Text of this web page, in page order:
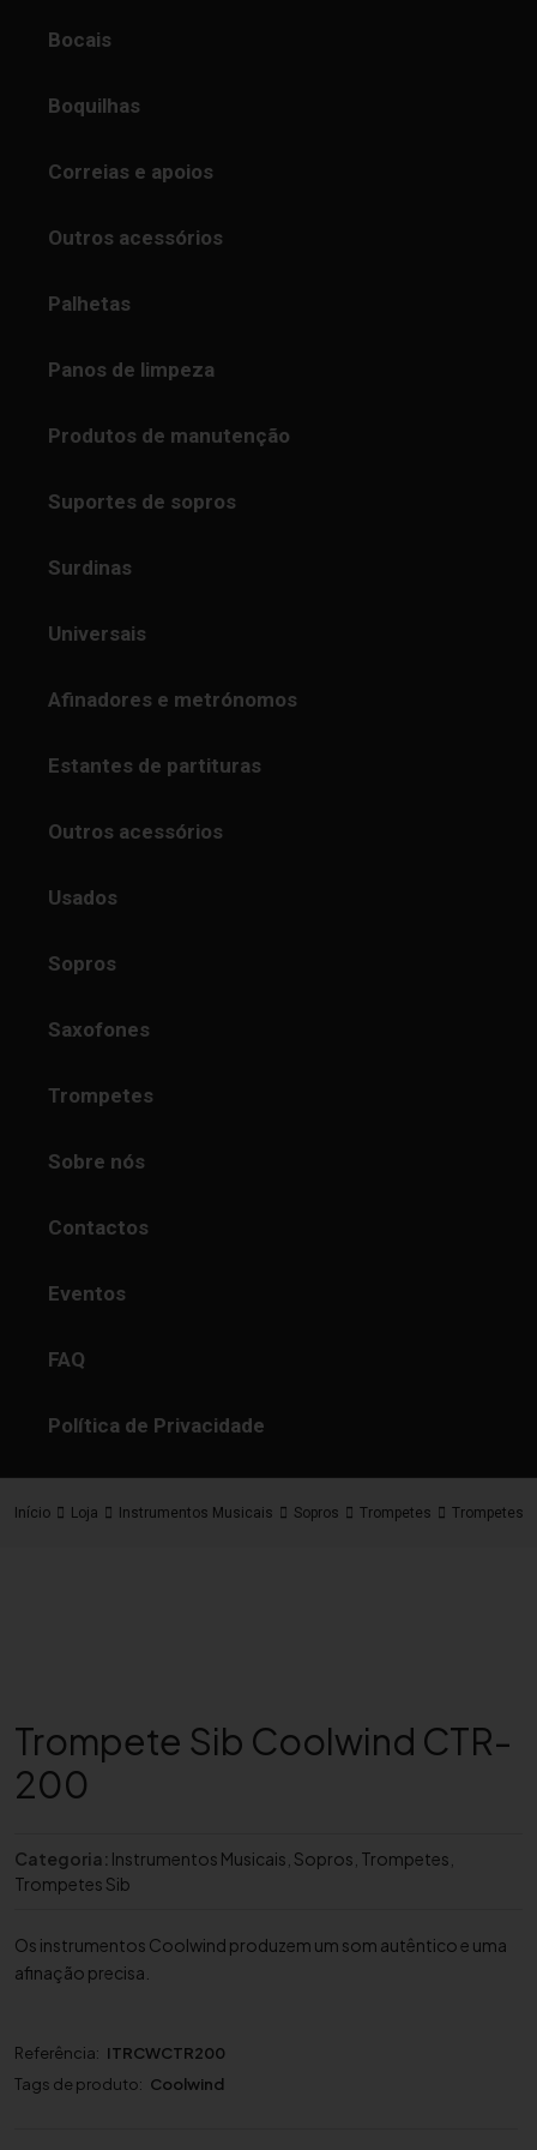
Bocais
Boquilhas
Correias e apoios
Outros acessórios
Palhetas
Panos de limpeza
Produtos de manutenção
Suportes de sopros
Surdinas
Universais
Afinadores e metrónomos
Estantes de partituras
Outros acessórios
Usados
Sopros
Saxofones
Trompetes
Sobre nós
Contactos
Eventos
FAQ
Política de Privacidade
Início Loja Instrumentos Musicais Sopros Trompetes Trompetes
Trompete Sib Coolwind CTR-
200
Categoria: Instrumentos Musicais Sopros Trompetes
Trompetes Sib
Os instrumentos Coolwind produzem um som autêntico e uma
afinação precisa.
Referência: ITRCWCTR200
Tags de produto: Coolwind